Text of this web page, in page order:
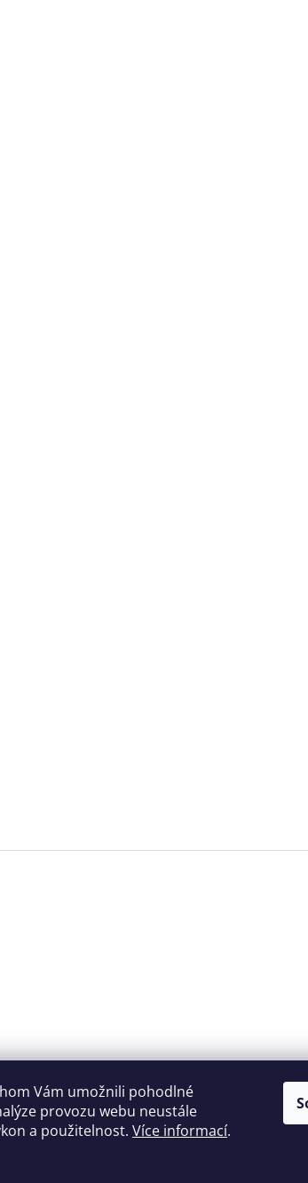
Vám umožnili pohodlné
provozu webu neustále
a použitelnost. Více informací.
cookies